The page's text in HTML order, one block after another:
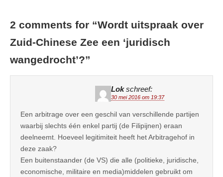
2 comments for “Wordt uitspraak over
Zuid-Chinese Zee een ‘juridisch
wangedrocht’?”
Lok schreef:
30 mei 2016 om 19:37
Een arbitrage over een geschil van verschillende partijen
waarbij slechts één enkel partij (de Filipijnen) eraan
deelneemt. Hoeveel legitimiteit heeft het Arbitragehof in
deze zaak?
Een buitenstaander (de VS) die alle (politieke, juridische,
economische, militaire en media)middelen gebruikt om